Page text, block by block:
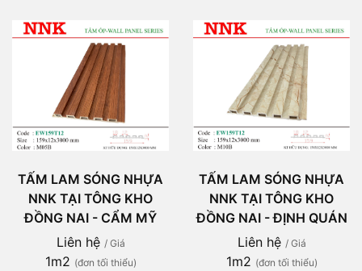
TẤM LAM SÓNG NHỰA
NNK TẠI TÔNG KHO
ĐỒNG NAI - CẨM MỸ
Liên hệ / Giá
1m2 (đơn tối thiểu)
TẤM LAM SÓNG NHỰA
NNK TẠI TÔNG KHO
ĐỒNG NAI - ĐỊNH QUÁN
Liên hệ / Giá
1m2 (đơn tối thiểu)